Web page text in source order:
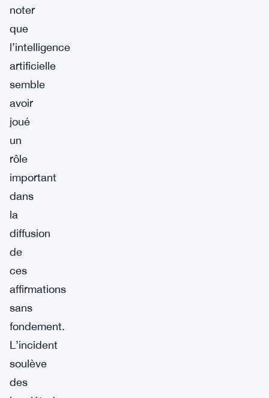
noter
que
l’intelligence
artificielle
semble
avoir
joué
un
rôle
important
dans
la
diffusion
de
ces
affirmations
sans
fondement.
L’incident
soulève
des